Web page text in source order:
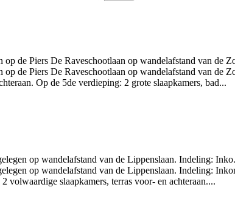
de Piers De Raveschootlaan op wandelafstand van de
de Piers De Raveschootlaan op wandelafstand van de
Op de 5de verdieping: 2 grote slaapkamers, bad...
op wandelafstand van de Lippenslaan. Indeling:
op wandelafstand van de Lippenslaan. Indeling:
volwaardige slaapkamers, terras voor- en achteraan....